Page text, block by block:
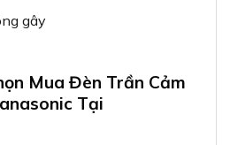
gây
Mua Đèn Trần Cảm
Tại